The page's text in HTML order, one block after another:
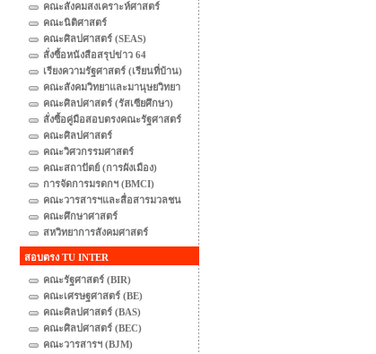
คณะสังคมสงเคราะห์ศาสตร์
คณะนิติศาสตร์
คณะศิลปศาสตร์ (SEAS)
สั่งซื้อหนังสือสรุปข่าว 64
เรียงความรัฐศาสตร์ (เรียนที่บ้าน)
คณะสังคมวิทยาและมานุษยวิทยา
คณะศิลปศาสตร์ (รัสเซียศึกษา)
สั่งซื้อคู่มือสอบตรงคณะรัฐศาสตร์
คณะศิลปศาสตร์
คณะวิศวกรรมศาสตร์
คณะสถาปัตย์ (การผังเมือง)
การจัดการมรดกฯ (BMCI)
คณะวารสารฯและสื่อสารมวลชน
คณะศึกษาศาสตร์
สหวิทยาการสังคมศาสตร์
สอบตรง TU INTER
คณะรัฐศาสตร์ (BIR)
คณะเศรษฐศาสตร์ (BE)
คณะศิลปศาสตร์ (BAS)
คณะศิลปศาสตร์ (BEC)
คณะวารสารฯ (BJM)